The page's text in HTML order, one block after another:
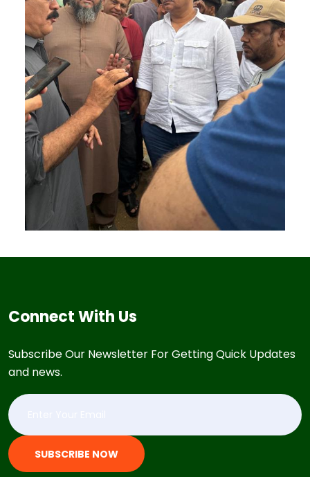
Connect With Us
Subscribe Our Newsletter For Getting Quick Updates
and news.
SUBSCRIBE NOW